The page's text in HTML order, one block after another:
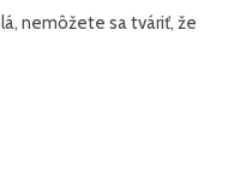
nemôžete sa tváriť, že